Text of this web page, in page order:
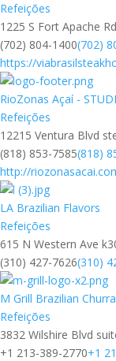
Refeições
1225 S Fort Apache
(702) 804-1400(702)
https://
RioZonas Açaí -
Refeições
12215 Ventura Blvd
(818) 853-7585(818)
http://
LA Brazilian Flavors
Refeições
615 N Western Ave
(310) 427-7626(310)
M Grill Brazilian
Refeições
3832 Wilshire Blvd
+1 213-389-2770+1